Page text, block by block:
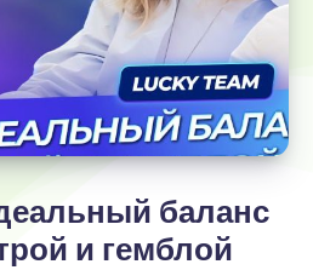
баланс
и гемблой